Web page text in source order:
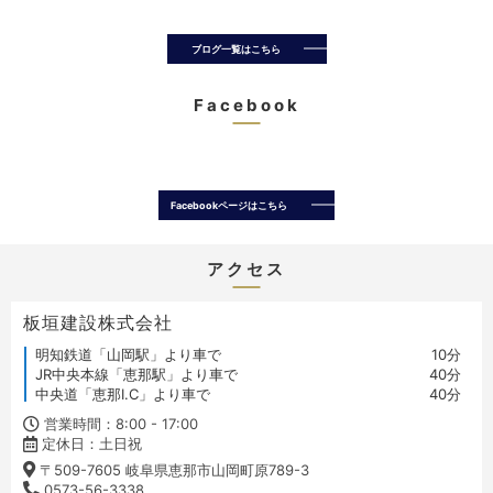
ブログ一覧はこちら
Facebook
Facebookページはこちら
アクセス
板垣建設株式会社
明知鉄道「山岡駅」より車で
10分
JR中央本線「恵那駅」より車で
40分
中央道「恵那I.C」より車で
40分
営業時間：8:00 - 17:00
定休日：土日祝
〒509-7605 岐阜県恵那市山岡町原789-3